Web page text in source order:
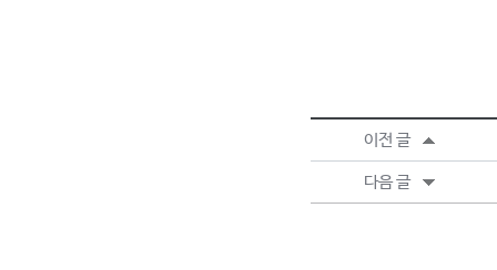
이전 글
다음 글